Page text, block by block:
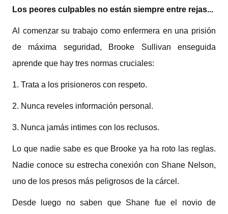
Los peores culpables no están siempre entre rejas...
Al comenzar su trabajo como enfermera en una prisión
de máxima seguridad, Brooke Sullivan enseguida
aprende que hay tres normas cruciales:
1. Trata a los prisioneros con respeto.
2. Nunca reveles información personal.
3. Nunca jamás intimes con los reclusos.
Lo que nadie sabe es que Brooke ya ha roto las reglas.
Nadie conoce su estrecha conexión con Shane Nelson,
uno de los presos más peligrosos de la cárcel.
Desde luego no saben que Shane fue el novio de